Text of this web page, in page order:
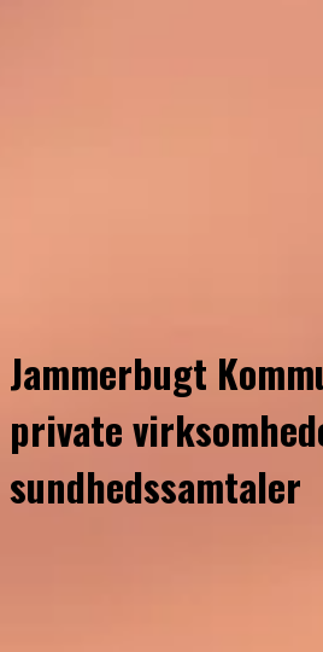
Jammerbugt
private
sundhedssamtaler